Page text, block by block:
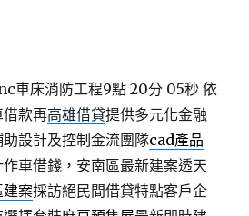
車床消防工程9點 20分 05秒 依
款再高雄借貸提供多元化金融
設計及控制金流團隊cad產品
車借錢，安南區最新建案透天
建案採訪絕民間借貸特點客戶企